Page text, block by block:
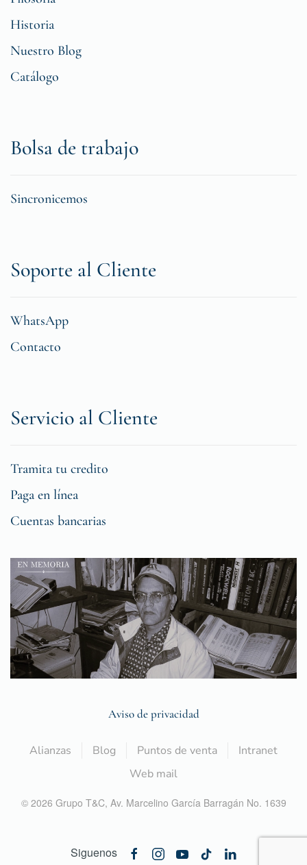
Historia
Nuestro Blog
Catálogo
Bolsa de trabajo
Sincronicemos
Soporte al Cliente
WhatsApp
Contacto
Servicio al Cliente
Tramita tu credito
Paga en línea
Cuentas bancarias
Aviso de privacidad
Alianzas Blog Puntos de venta
Intranet
Web mail
© 2026 Grupo T&C, Av. Marcelino García Barragán No. 1639
Siguenos